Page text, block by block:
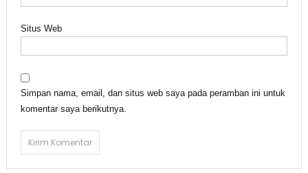
Situs Web
Simpan nama, email, dan situs web saya pada peramban ini untuk
komentar saya berikutnya.